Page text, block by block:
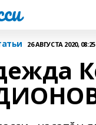
26 АВГУСТА 2020, 08:25